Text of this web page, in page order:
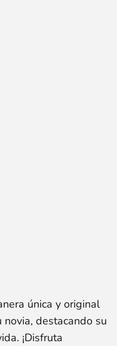
única y original
destacando su
¡Disfruta